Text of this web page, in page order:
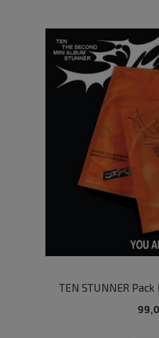
TEN STUNNER Pack